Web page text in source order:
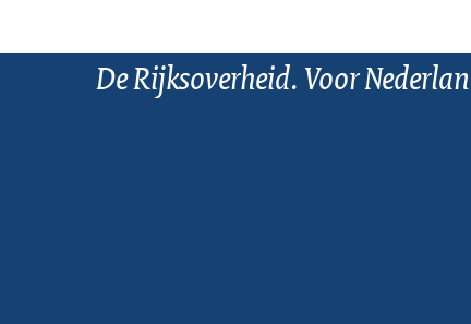
De Rijksoverheid. Voor